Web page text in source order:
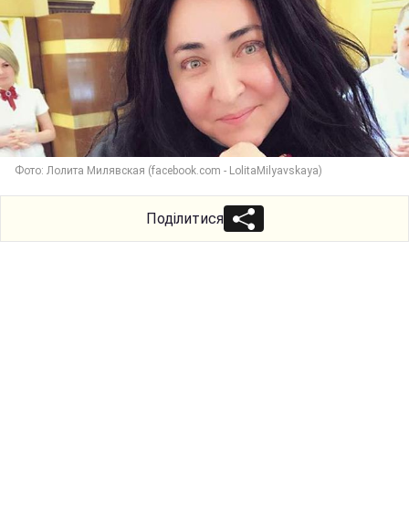
Фото: Лолита Милявская (facebook.com - LolitaMilyavskaya)
Поділитися